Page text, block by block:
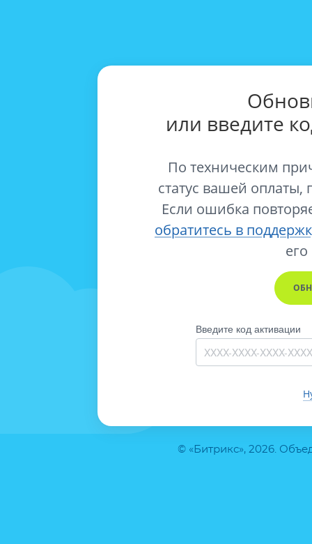
© «Битрикс», 2026.
или введите
По техническим
статус вашей оплаты,
Если ошибка
обратитесь в
его
Введите код активации